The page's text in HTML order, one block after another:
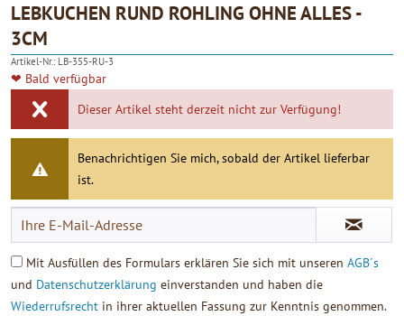
4.90
LEBKUCHEN RUND ROHLING OHNE ALLES -
3CM
Artikel-Nr.: LB-355-RU-3
❤ Bald verfügbar
Dieser Artikel steht derzeit nicht zur Verfügung!
Benachrichtigen Sie mich, sobald der Artikel lieferbar
ist.
Mit Ausfüllen des Formulars erklären Sie sich mit unseren AGB´s
und Datenschutzerklärung einverstanden und haben die
Wiederrufsrecht in ihrer aktuellen Fassung zur Kenntnis genommen.